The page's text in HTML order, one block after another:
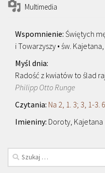
Multimedia
Świętych
i Towarzyszy • św.
Radość z kwiatów to ślad
Philipp Otto Runge
Na 2, 1. 3; 3, 1-3.
Doroty, Kajetana
Szukaj: